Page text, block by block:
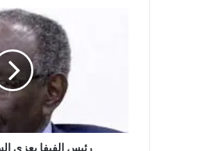
قاقرين
رئيس الفيفا يعزي